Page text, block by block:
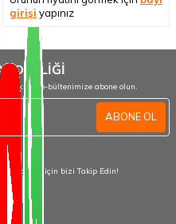
girişi yapınız
için e-bültenimize abone olun.
ABONE OL
olmak için bizi Takip Edin!